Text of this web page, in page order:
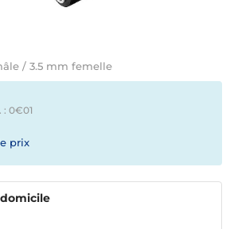
/ 3.5 mm femelle
: 0€01
prix